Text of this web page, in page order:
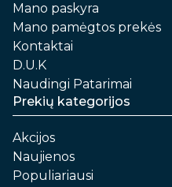
Mano paskyra
Mano pamėgtos prekės
Kontaktai
D.U.K
Naudingi Patarimai
Prekių kategorijos
Akcijos
Naujienos
Populiariausi